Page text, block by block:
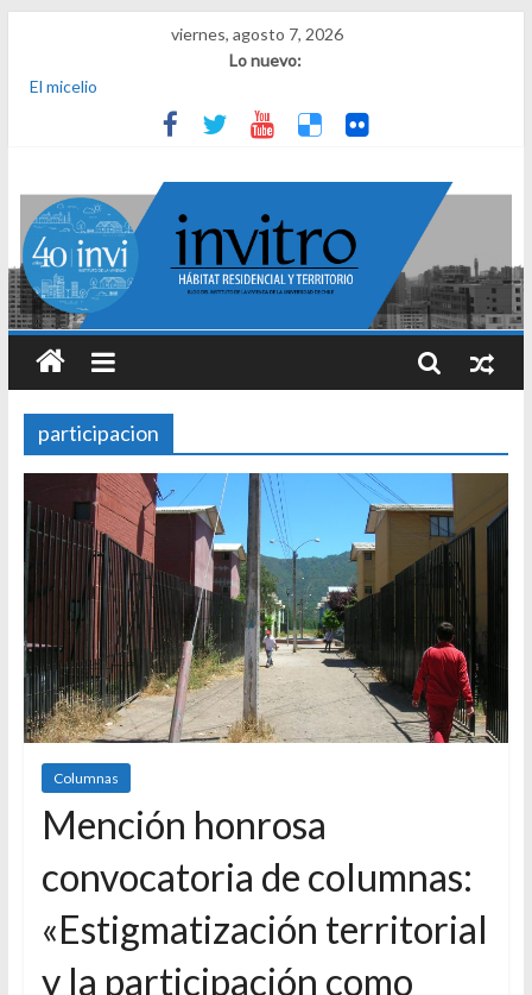
viernes, agosto 7, 2026
Lo nuevo:
El micelio
Receta para viajar al pasado
Una noche y el amanecer en Dignidad
INVI
El derecho a habitar
participacion
Columnas
Mención honrosa
convocatoria de columnas:
«Estigmatización territorial
y la participación como